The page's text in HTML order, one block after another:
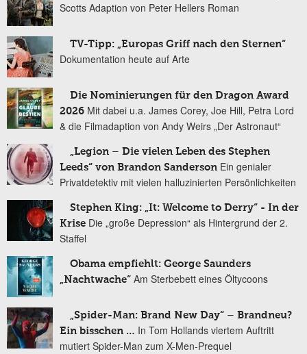
Scotts Adaption von Peter Hellers Roman
TV-Tipp: „Europas Griff nach den Sternen“
Dokumentation heute auf Arte
Die Nominierungen für den Dragon Award
2026 Mit dabei u.a. James Corey, Joe Hill, Petra Lord
& die Filmadaption von Andy Weirs „Der Astronaut“
„Legion – Die vielen Leben des Stephen
Leeds“ von Brandon Sanderson Ein genialer
Privatdetektiv mit vielen halluzinierten Persönlichkeiten
Stephen King: „It: Welcome to Derry“ - In der
Krise Die „große Depression“ als Hintergrund der 2.
Staffel
Obama empfiehlt: George Saunders
„Nachtwache“ Am Sterbebett eines Öltycoons
„Spider-Man: Brand New Day“ – Brandneu?
Ein bisschen … In Tom Hollands viertem Auftritt
mutiert Spider-Man zum X-Men-Prequel